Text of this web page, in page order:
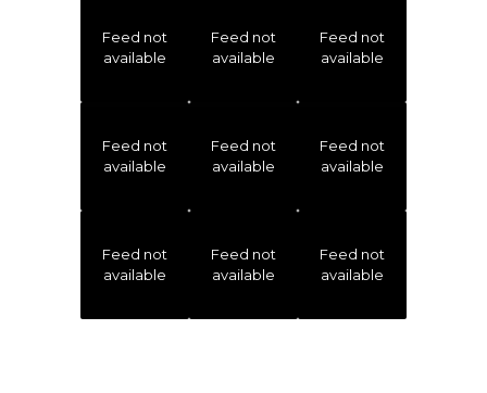
Feed not
available
Feed not
available
Feed not
available
Feed not
available
Feed not
available
Feed not
available
Feed not
available
Feed not
available
Feed not
available